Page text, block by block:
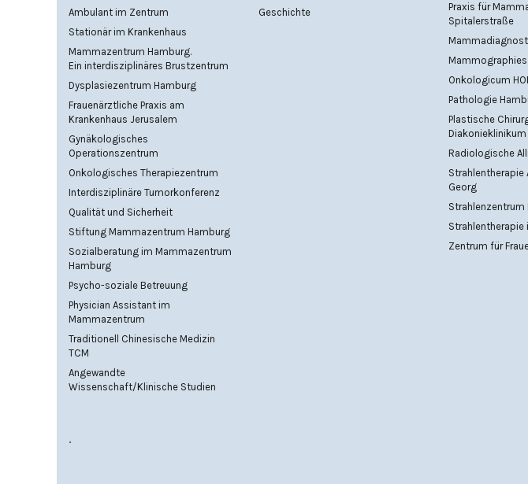
Ambulant im Zentrum
Stationär im Krankenhaus
Mammazentrum Hamburg.
Ein interdisziplinäres Brustzentrum
Dysplasiezentrum Hamburg
Frauenärztliche Praxis am
Krankenhaus Jerusalem
Gynäkologisches
Operationszentrum
Onkologisches Therapiezentrum
Interdisziplinäre Tumorkonferenz
Qualität und Sicherheit
Stiftung Mammazentrum Hamburg
Sozialberatung im Mammazentrum
Hamburg
Psycho-soziale Betreuung
Physician Assistant im
Mammazentrum
Traditionell Chinesische Medizin
TCM
Angewandte
Wissenschaft/Klinische Studien
.
Geschichte
Praxis für
Spitalerstraße
Onkologicum
Pathologie
Plastische
Radiologische
Strahlentherapie
Georg
Strahlenzentrum
Strahlentherapie
Zentrum für